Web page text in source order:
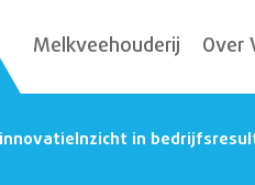
Inzicht in
Melkveehouderij Over